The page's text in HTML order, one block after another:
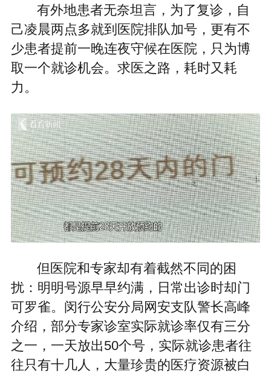
有外地患者无奈坦言，为了复诊，自
己凌晨两点多就到医院排队加号，更有不
少患者提前一晚连夜守候在医院，只为博
取一个就诊机会。求医之路，耗时又耗
力。
但医院和专家却有着截然不同的困
扰：明明号源早早约满，日常出诊时却门
可罗雀。闵行公安分局网安支队警长高峰
介绍，部分专家诊室实际就诊率仅有三分
之一，一天放出50个号，实际就诊患者往
往只有十几人，大量珍贵的医疗资源被白